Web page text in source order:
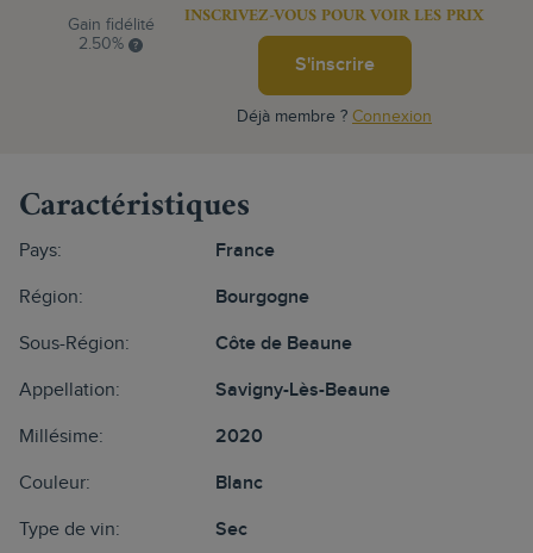
Gain fidélité
2.50%
INSCRIVEZ-VOUS POUR VOIR LES PRIX
S'inscrire
Déjà membre ? Connexion
Caractéristiques
Pays: France
Région: Bourgogne
Sous-Région: Côte de Beaune
Appellation: Savigny-Lès-Beaune
Millésime: 2020
Couleur: Blanc
Type de vin: Sec